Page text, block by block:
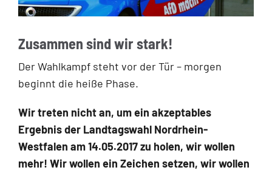
Zusammen sind wir stark!
Der Wahlkampf steht vor der Tür – morgen
beginnt die heiße Phase.
Wir treten nicht an, um ein akzeptables
Ergebnis der Landtagswahl Nordrhein-
Westfalen am 14.05.2017 zu holen, wir wollen
mehr! Wir wollen ein Zeichen setzen, wir wollen